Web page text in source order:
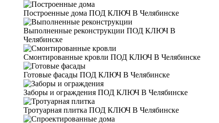
Построенные дома ПОД КЛЮЧ В Челябинске
Выполненные реконструкции ПОД КЛЮЧ В
Челябинске
Смонтированные кровли ПОД КЛЮЧ В Челябинске
Готовые фасады ПОД КЛЮЧ В Челябинске
Заборы и ограждения ПОД КЛЮЧ В Челябинске
Тротуарная плитка ПОД КЛЮЧ В Челябинске